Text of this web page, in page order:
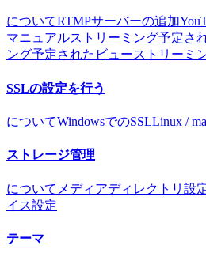
についてRTMPサーバーの追加
マニュアルストリーミング予定さ
ング予定されたビューストリーミ
SSLの設定を行う
についてWindowsでのSSLLinux /
ストレージ管理
について メディアディレクトリ設
イス設定
テーマ